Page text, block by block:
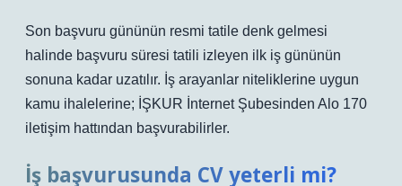
Son başvuru gününün resmi tatile denk gelmesi
halinde başvuru süresi tatili izleyen ilk iş gününün
sonuna kadar uzatılır. İş arayanlar niteliklerine uygun
kamu ihalelerine; İŞKUR İnternet Şubesinden Alo 170
iletişim hattından başvurabilirler.
İş başvurusunda CV yeterli mi?